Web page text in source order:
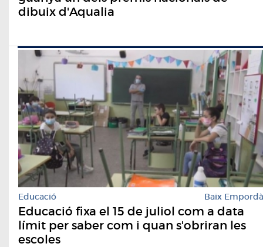
dibuix d'Aqualia
Educació Baix Empordà
Educació fixa el 15 de juliol com a data
límit per saber com i quan s'obriran les
escoles